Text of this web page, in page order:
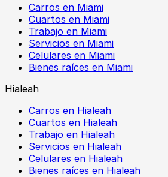
Carros en Miami
Cuartos en Miami
Trabajo en Miami
Servicios en Miami
Celulares en Miami
Bienes raíces en Miami
Hialeah
Carros en Hialeah
Cuartos en Hialeah
Trabajo en Hialeah
Servicios en Hialeah
Celulares en Hialeah
Bienes raíces en Hialeah